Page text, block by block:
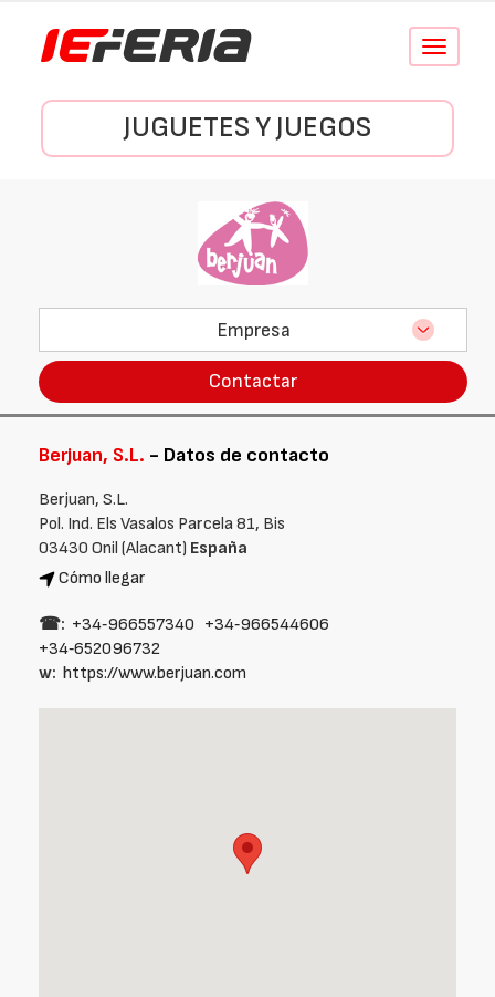
Conmutar
JUGUETES Y JUEGOS
Empresa
Contactar
Berjuan, S.L. - Datos de contacto
Berjuan, S.L.
Pol. Ind. Els Vasalos Parcela 81, Bis
03430 Onil (Alacant) España
Cómo llegar
☎: +34‑966557340 +34‑966544606
+34‑652096732
w: https://www.berjuan.com